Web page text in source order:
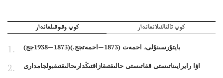
كوپ وقىوقىلعاندار كوپ تالتالقىلانعاندار
بايتۇرسىنۇلى، احمەت (1873—احمەتجج.)(1873—1938جج)
اۋا رايرايىناتىستى ققاتىستى حالىقتىقازاقتىڭدارىحالىقتىقبولجامدارى